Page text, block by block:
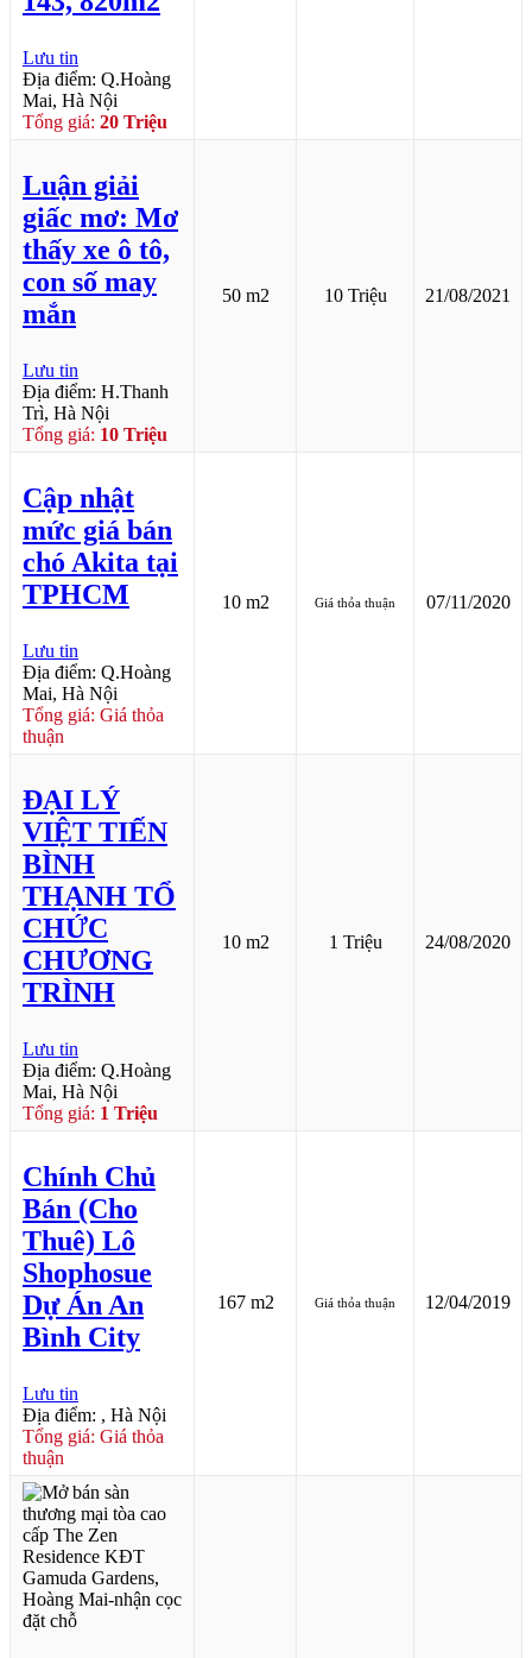
Lưu tin
Địa điểm: Q.Hoàng
Mai, Hà Nội
Tổng giá: 20 Triệu
Luận giải
giấc mơ: Mơ
thấy xe ô tô,
con số may
mắn
Lưu tin
Địa điểm: H.Thanh
Trì, Hà Nội
Tổng giá: 10 Triệu
50 m2 10 Triệu 21/08/2021
Cập nhật
mức giá bán
chó Akita tại
TPHCM
Lưu tin
Địa điểm: Q.Hoàng
Mai, Hà Nội
Tổng giá: Giá thỏa
thuận
10 m2 Giá thỏa thuận 07/11/2020
ĐẠI LÝ
VIỆT TIẾN
BÌNH
THẠNH TỔ
CHỨC
CHƯƠNG
TRÌNH
Lưu tin
Địa điểm: Q.Hoàng
Mai, Hà Nội
Tổng giá: 1 Triệu
10 m2 1 Triệu 24/08/2020
Chính Chủ
Bán (Cho
Thuê) Lô
Shophosue
Dự Án An
Bình City
Lưu tin
Địa điểm: , Hà Nội
Tổng giá: Giá thỏa
thuận
167 m2 Giá thỏa thuận 12/04/2019